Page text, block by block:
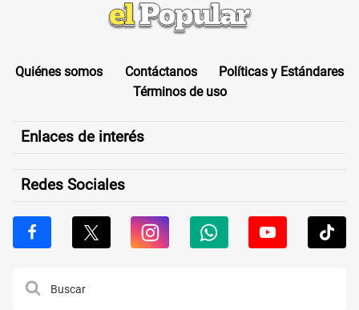
Quiénes somos Contáctanos
Políticas y Estándares
Términos de uso
Enlaces de interés
Redes Sociales